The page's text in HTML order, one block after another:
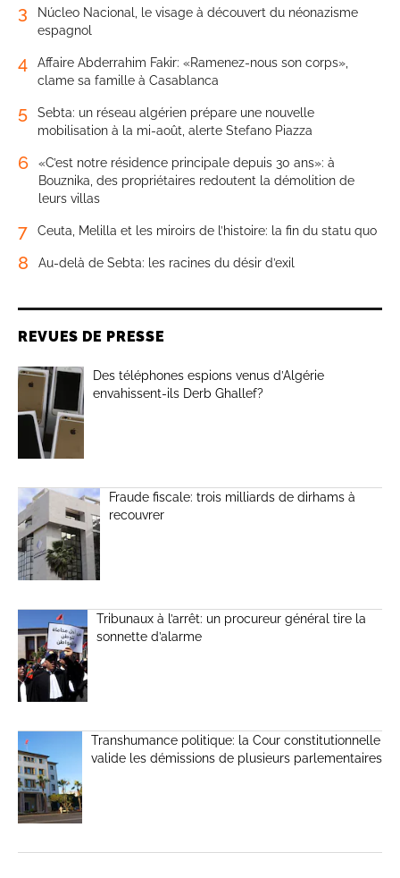
3
Núcleo Nacional, le visage à découvert du néonazisme
espagnol
4
Affaire Abderrahim Fakir: «Ramenez-nous son corps»,
clame sa famille à Casablanca
5
Sebta: un réseau algérien prépare une nouvelle
mobilisation à la mi-août, alerte Stefano Piazza
6
«C’est notre résidence principale depuis 30 ans»: à
Bouznika, des propriétaires redoutent la démolition de
leurs villas
7 Ceuta, Melilla et les miroirs de l’histoire: la fin du statu quo
8 Au-delà de Sebta: les racines du désir d’exil
REVUES DE PRESSE
Des téléphones espions venus d’Algérie
envahissent-ils Derb Ghallef?
Fraude fiscale: trois milliards de dirhams à
recouvrer
Tribunaux à l’arrêt: un procureur général tire la
sonnette d’alarme
Transhumance politique: la Cour constitutionnelle
valide les démissions de plusieurs parlementaires